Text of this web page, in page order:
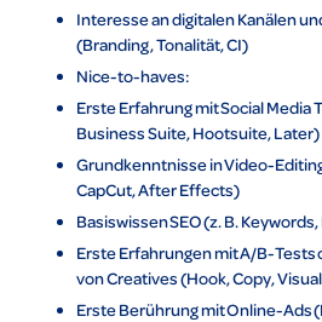
Interesse an digitalen Kanälen
(Branding, Tonalität, CI)
Nice-to-haves:
Erste Erfahrung mit Social Media
Business Suite, Hootsuite, Later)
Grundkenntnisse in Video-
CapCut, After Effects)
Basiswissen SEO (z. B.
Erste Erfahrungen mit A/B-
von Creatives (Hook, Copy,
Erste Berührung mit Online-Ads